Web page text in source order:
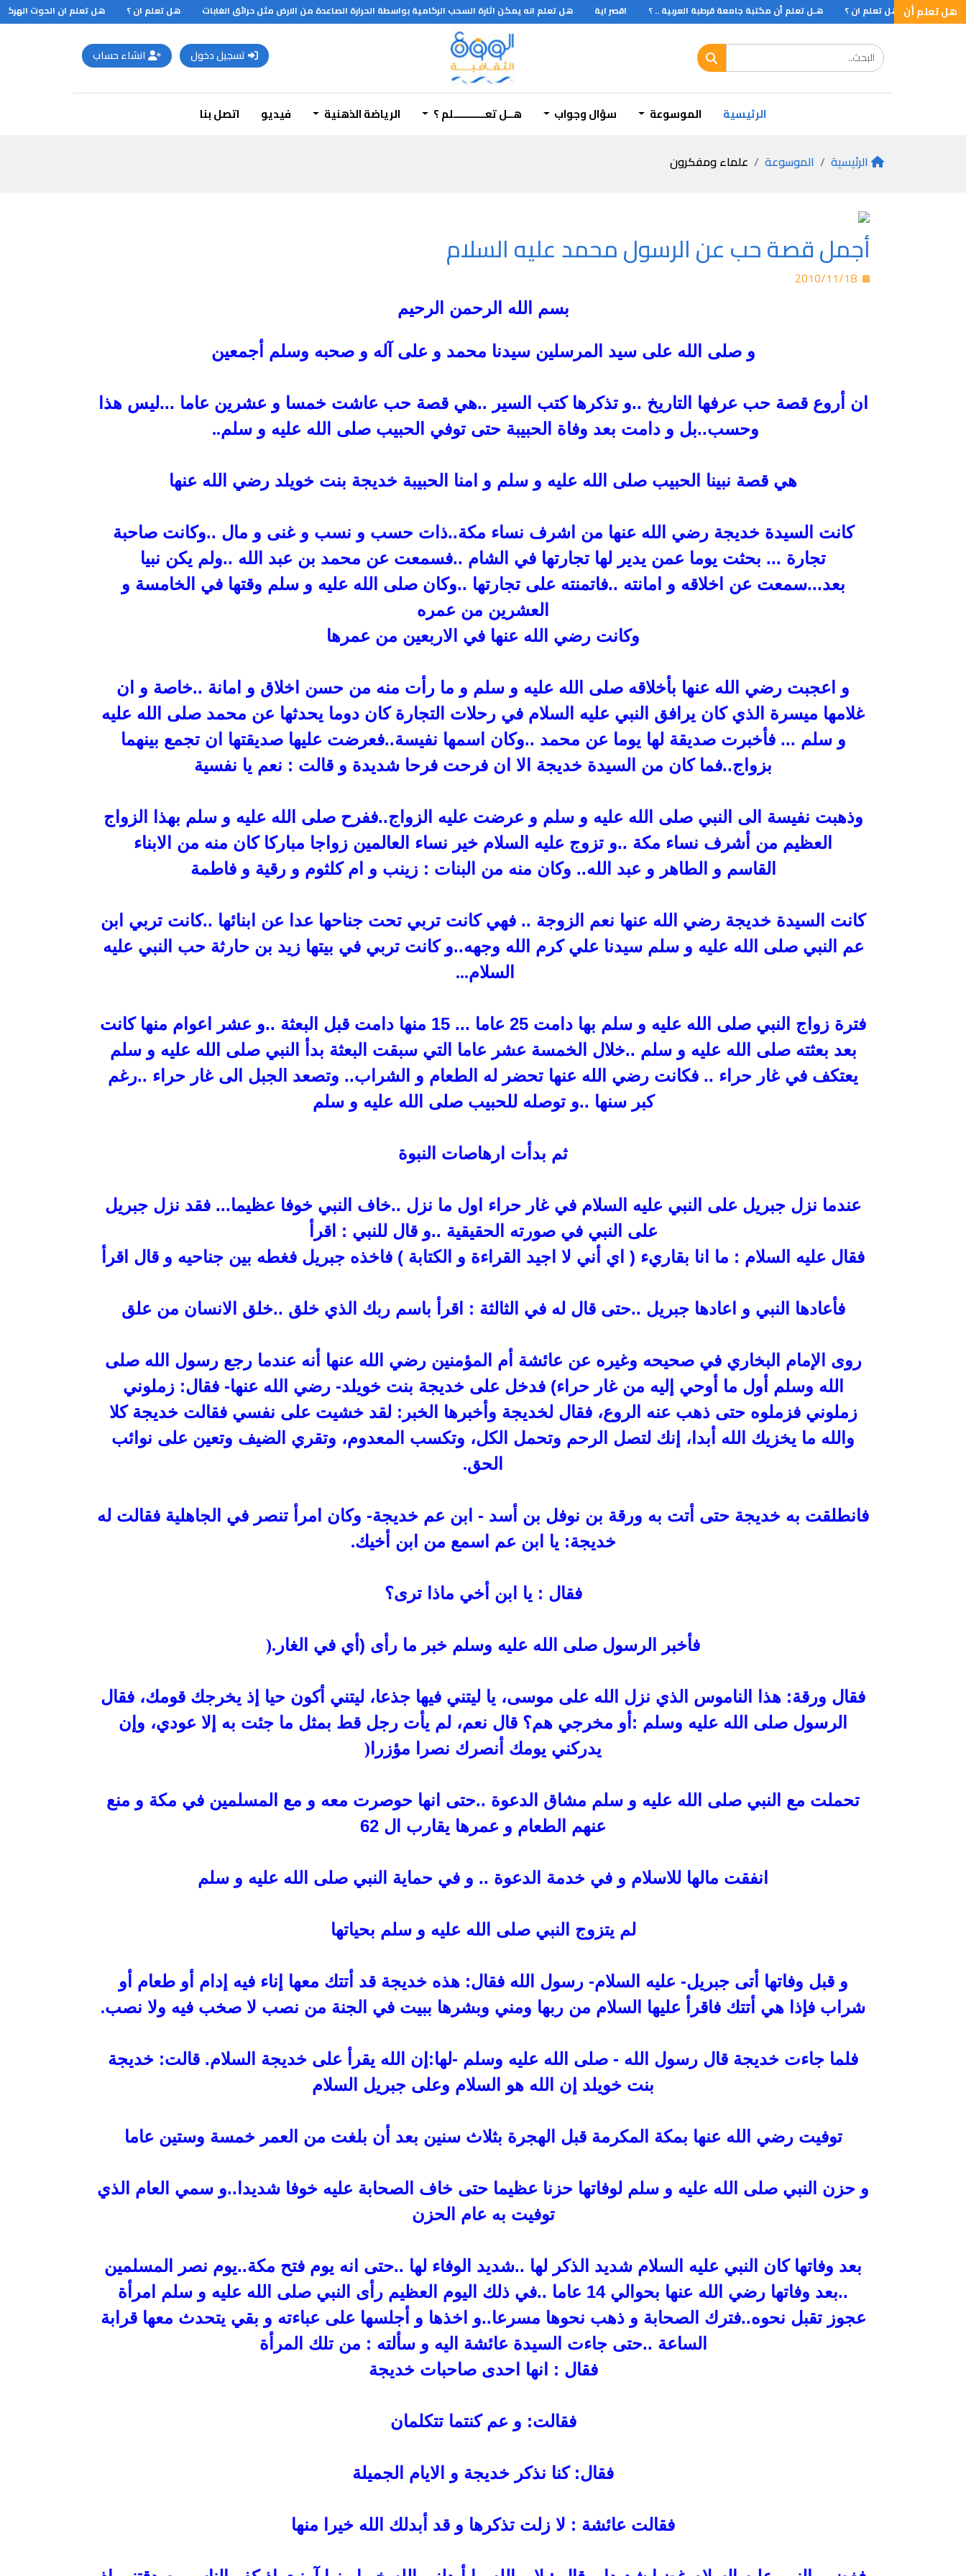
هل تعلم أن.. ؟ هل تعلم ان ؟ هـل تعلم أن مكتبة جامعة قرطبة العربية .. ؟ اقصر اية هل تعلم انه يمكن اثارة السحب الركامية بواسطة الحرارة الصاعدة من الارض مثل حرائق الغابات هل تعلم ان ؟ هل تعلم ان الحوت الهركول الازرق الضخم كان يصل طوله الى 25
تسجيل دخول انشاء حساب
الرئيسية الموسوعة سؤال وجواب هــل تعـــــــــــلم ؟ الرياضة الذهنية فيديو اتصل بنا
الرئيسية الموسوعة علماء ومفكرون
أجمل قصة حب عن الرسول محمد عليه السلام
بسم الله الرحمن الرحيم
و صلى الله على سيد المرسلين سيدنا محمد و على آله و صحبه وسلم أجمعين
ان أروع قصة حب عرفها التاريخ ..و تذكرها كتب السير ..هي قصة حب عاشت خمسا و عشرين عاما ...ليس هذا
وحسب..بل و دامت بعد وفاة الحبيبة حتى توفي الحبيب صلى الله عليه و سلم..
هي قصة نبينا الحبيب صلى الله عليه و سلم و امنا الحبيبة خديجة بنت خويلد رضي الله عنها
كانت السيدة خديجة رضي الله عنها من اشرف نساء مكة..ذات حسب و نسب و غنى و مال ..وكانت صاحبة
تجارة ... بحثت يوما عمن يدير لها تجارتها في الشام ..فسمعت عن محمد بن عبد الله ..ولم يكن نبيا
بعد...سمعت عن اخلاقه و امانته ..فاتمنته على تجارتها ..وكان صلى الله عليه و سلم وقتها في الخامسة و
العشرين من عمره
وكانت رضي الله عنها في الاربعين من عمرها
و اعجبت رضي الله عنها بأخلاقه صلى الله عليه و سلم و ما رأت منه من حسن اخلاق و امانة ..خاصة و ان
غلامها ميسرة الذي كان يرافق النبي عليه السلام في رحلات التجارة كان دوما يحدثها عن محمد صلى الله عليه
و سلم ... فأخبرت صديقة لها يوما عن محمد ..وكان اسمها نفيسة..فعرضت عليها صديقتها ان تجمع بينهما
بزواج..فما كان من السيدة خديجة الا ان فرحت فرحا شديدة و قالت : نعم يا نفسية
وذهبت نفيسة الى النبي صلى الله عليه و سلم و عرضت عليه الزواج..ففرح صلى الله عليه و سلم بهذا الزواج
العظيم من أشرف نساء مكة ..و تزوج عليه السلام خير نساء العالمين زواجا مباركا كان منه من الابناء
القاسم و الطاهر و عبد الله.. وكان منه من البنات : زينب و ام كلثوم و رقية و فاطمة
كانت السيدة خديجة رضي الله عنها نعم الزوجة .. فهي كانت تربي تحت جناحها عدا عن ابنائها ..كانت تربي ابن
عم النبي صلى الله عليه و سلم سيدنا علي كرم الله وجهه..و كانت تربي في بيتها زيد بن حارثة حب النبي عليه
السلام...
فترة زواج النبي صلى الله عليه و
سلم بها دامت 25 عاما ... 15 منها دامت قبل البعثة ..و عشر اعوام منها كانت
بعد بعثته صلى الله عليه و سلم ..خلال الخمسة عشر عاما التي سبقت البعثة بدأ النبي صلى الله عليه و سلم
يعتكف في غار حراء .. فكانت رضي الله عنها تحضر له الطعام و الشراب.. وتصعد الجبل الى غار حراء ..رغم
كبر سنها ..و توصله للحبيب صلى الله عليه و سلم
ثم بدأت ارهاصات النبوة
عندما نزل جبريل على النبي عليه السلام في غار حراء اول ما نزل ..خاف النبي خوفا عظيما... فقد نزل جبريل
على النبي في صورته الحقيقية ..و قال للنبي : اقرأ
فقال عليه السلام : ما انا بقاريء ( اي أني لا اجيد القراءة و الكتابة ) فاخذه جبريل فغطه بين جناحيه و قال اقرأ
فأعادها النبي و اعادها جبريل ..حتى قال له في الثالثة : اقرأ باسم ربك الذي خلق ..خلق الانسان من علق
روى الإمام البخاري في صحيحه وغيره عن عائشة أم المؤمنين رضي الله عنها أنه عندما رجع رسول الله صلى
الله وسلم أول ما أوحي إليه من غار حراء(فدخل على خديجة بنت خويلد- رضي الله عنها- فقال: زملوني
زملوني فزملوه حتى ذهب عنه الروع، فقال لخديجة وأخبرها الخبر: لقد خشيت على نفسي فقالت خديجة كلا
والله ما يخزيك الله أبدا، إنك لتصل الرحم وتحمل الكل، وتكسب المعدوم، وتقري الضيف وتعين على نوائب
الحق.
فانطلقت به خديجة حتى أتت به ورقة بن نوفل بن أسد - ابن عم خديجة- وكان امرأ تنصر في الجاهلية فقالت له
خديجة: يا ابن عم اسمع من ابن أخيك.
فقال : يا ابن أخي ماذا ترى؟
فأخبر الرسول صلى الله عليه وسلم خبر ما رأى (أي في الغار ).
فقال ورقة: هذا الناموس الذي نزل الله على موسى، يا ليتني فيها جذعا، ليتني أكون حيا إذ يخرجك قومك، فقال
الرسول صلى الله عليه وسلم : أو مخرجي هم؟ قال نعم، لم يأت رجل قط بمثل ما جئت به إلا عودي، وإن
يدركني يومك أنصرك نصرا مؤزرا )
تحملت مع النبي صلى الله عليه و سلم مشاق الدعوة ..حتى انها حوصرت معه و مع المسلمين في مكة و منع
عنهم الطعام و عمرها يقارب ال 62
انفقت مالها للاسلام و في خدمة الدعوة .. و في حماية النبي صلى الله عليه و سلم
لم يتزوج النبي صلى الله عليه و سلم بحياتها
و قبل وفاتها أتى جبريل- عليه السلام- رسول الله فقال: هذه خديجة قد أتتك معها إناء فيه إدام أو طعام أو
شراب فإذا هي أتتك فاقرأ عليها السلام من ربها ومني وبشرها ببيت في الجنة من نصب لا صخب فيه ولا نصب.
فلما جاءت خديجة قال رسول الله - صلى الله عليه وسلم -لها:إن الله يقرأ على خديجة السلام. قالت: خديجة
بنت خويلد إن الله هو السلام وعلى جبريل السلام
توفيت رضي الله عنها بمكة المكرمة قبل الهجرة بثلاث سنين بعد أن بلغت من العمر خمسة وستين عاما
و حزن النبي صلى الله عليه و سلم لوفاتها حزنا عظيما حتى خاف الصحابة عليه خوفا شديدا..و سمي العام الذي
توفيت به عام الحزن
بعد وفاتها كان النبي عليه السلام شديد الذكر لها ..شديد الوفاء لها ..حتى انه يوم فتح مكة..يوم نصر المسلمين
..بعد وفاتها رضي الله عنها بحوالي 14 عاما ..في
ذلك اليوم العظيم رأى النبي صلى الله عليه و سلم امرأة
عجوز تقبل نحوه..فترك الصحابة و ذهب نحوها مسرعا..و اخذها و أجلسها على عباءته و بقي يتحدث معها قرابة
الساعة ..حتى جاءت السيدة عائشة اليه و سألته : من تلك المرأة
فقال : انها احدى صاحبات خديجة
فقالت: و عم كنتما تتكلمان
فقال: كنا نذكر خديجة و الايام الجميلة
فقالت عائشة : لا زلت تذكرها و قد أبدلك الله خيرا منها